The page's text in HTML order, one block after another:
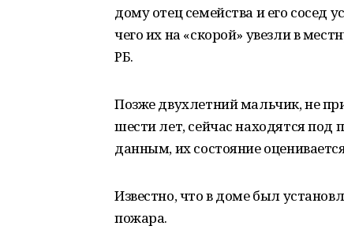
дому отец семейства и его сосед
чего их на «скорой» увезли в
РБ.
Позже двухлетний мальчик, не
шести лет, сейчас находятся
данным, их состояние
Известно, что в доме был
пожара.